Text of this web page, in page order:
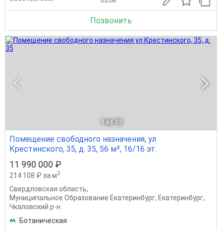
Позвонить
1 из 10
Помещение свободного назначения, ул
Крестинского, 35, д. 35, 56 м², 16/16 эт.
11 990 000 ₽
214 108 ₽ за м2
Свердловская область,
Муниципальное Образование Екатеринбург, Екатеринбург,
Чкаловский р-н
Ботаническая